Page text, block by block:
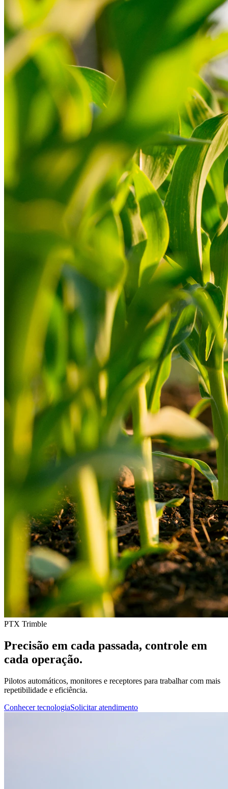
PTX Trimble
Precisão em cada passada, controle em
cada operação.
Pilotos automáticos, monitores e receptores para trabalhar com mais
repetibilidade e eficiência.
Conhecer tecnologiaSolicitar atendimento